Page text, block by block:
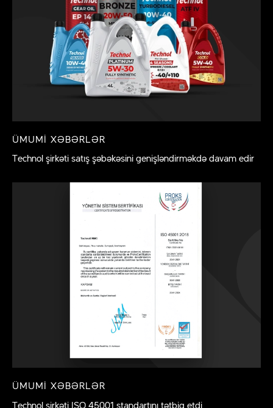
ÜMUMI XƏBƏRLƏR
Technol şirkəti satış şəbəkəsini genişləndirməkdə davam edir
ÜMUMI XƏBƏRLƏR
Technol şirkəti ISO 45001 standartını tətbiq etdi